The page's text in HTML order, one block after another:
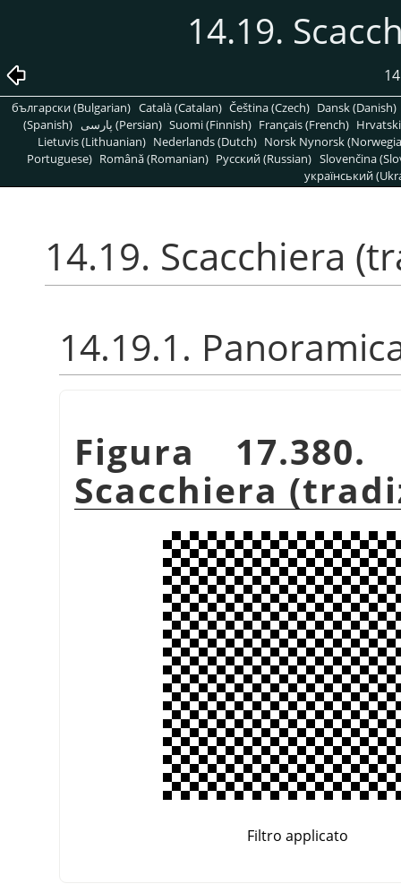
14.19.
български (Bulgarian) Català (Catalan) Čeština (Czech) Dansk (Danish)
(Spanish)
پارسی (Persian) Suomi (Finnish) Français (French)
Lietuvis (Lithuanian) Nederlands (Dutch) Norsk Nynorsk
Portuguese) Română (Romanian) Pусский (Russian) Slovenčina
український
14.19. Scacchiera
14.19.1.
Figura
Scacchiera
Filtro applicato